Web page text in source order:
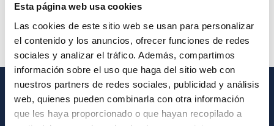
Esta página web usa cookies
Las cookies de este sitio web se usan para personalizar
el contenido y los anuncios, ofrecer funciones de redes
sociales y analizar el tráfico. Además, compartimos
información sobre el uso que haga del sitio web con
nuestros partners de redes sociales, publicidad y análisis
web, quienes pueden combinarla con otra información
que les haya proporcionado o que hayan recopilado a
INFORMACIÓN GENERAL